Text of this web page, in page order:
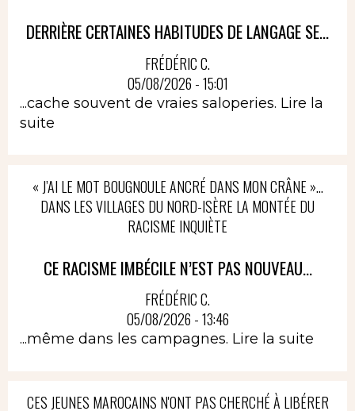
DERRIÈRE CERTAINES HABITUDES DE LANGAGE SE...
FRÉDÉRIC C.
05/08/2026 - 15:01
...cache souvent de vraies saloperies. Lire la
suite
« J’AI LE MOT BOUGNOULE ANCRÉ DANS MON CRÂNE »…
DANS LES VILLAGES DU NORD-ISÈRE LA MONTÉE DU
RACISME INQUIÈTE
CE RACISME IMBÉCILE N’EST PAS NOUVEAU...
FRÉDÉRIC C.
05/08/2026 - 13:46
...même dans les campagnes. Lire la suite
CES JEUNES MAROCAINS N'ONT PAS CHERCHÉ À LIBÉRER